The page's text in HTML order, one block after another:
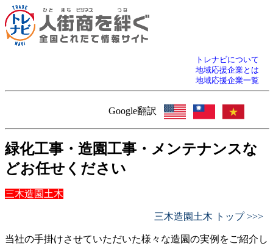
トレナビについて
地域応援企業とは
地域応援企業一覧
Google翻訳
緑化工事・造園工事・メンテナンスな
どお任せください
三木造園土木
三木造園土木 トップ >>>
当社の手掛けさせていただいた様々な造園の実例をご紹介し